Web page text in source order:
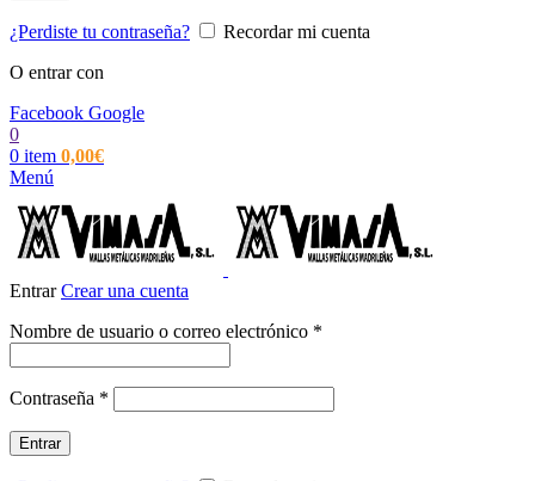
¿Perdiste tu contraseña?
Recordar mi cuenta
O entrar con
Facebook Google
0
0 item 0,00€
Menú
EntrarCrear una cuenta
Nombre de usuario o correo electrónico *
Contraseña *
Entrar